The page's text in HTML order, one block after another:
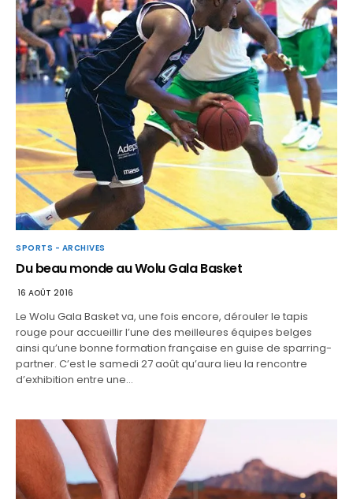
SPORTS - ARCHIVES
Du beau monde au Wolu Gala Basket
16 AOÛT 2016
Le Wolu Gala Basket va, une fois encore, dérouler le tapis
rouge pour accueillir l’une des meilleures équipes belges
ainsi qu’une bonne formation française en guise de sparring-
partner. C’est le samedi 27 août qu’aura lieu la rencontre
d’exhibition entre une…